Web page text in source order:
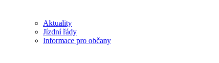
Aktuality
Jízdní řády
Informace pro občany